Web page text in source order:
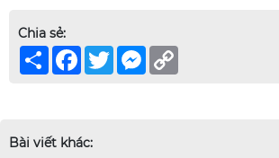
Chia sẻ:
Share Facebook
TwitterMessenger
Bài viết khác: